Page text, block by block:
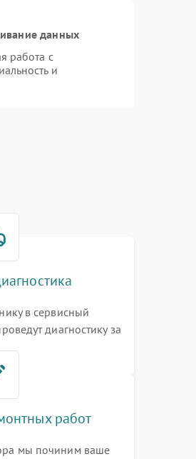
данных
работа с
и
в сервисный
диагностику за
работ
мы починим ваше